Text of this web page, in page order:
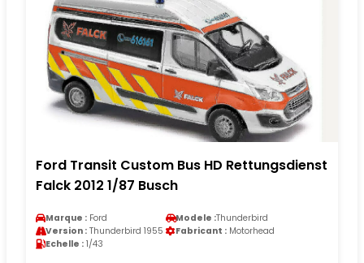
Ford Transit Custom Bus HD Rettungsdienst
Falck 2012 1/87 Busch
Marque : Ford Modele :Thunderbird
Version : Thunderbird 1955 Fabricant : Motorhead
Echelle : 1/43